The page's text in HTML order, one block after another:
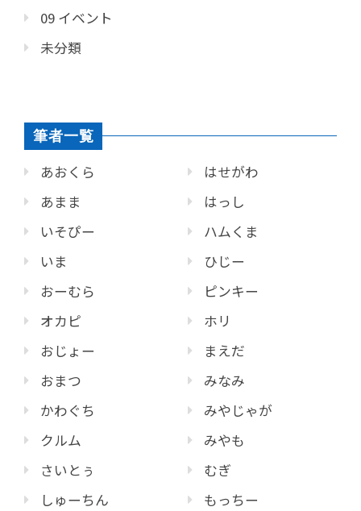
09 イベント
未分類
筆者一覧
あおくら
あまま
いそぴー
いま
おーむら
オカピ
おじょー
おまつ
かわぐち
クルム
さいとぅ
しゅーちん
はせがわ
はっし
ハムくま
ひじー
ピンキー
ホリ
まえだ
みなみ
みやじゃが
みやも
むぎ
もっちー